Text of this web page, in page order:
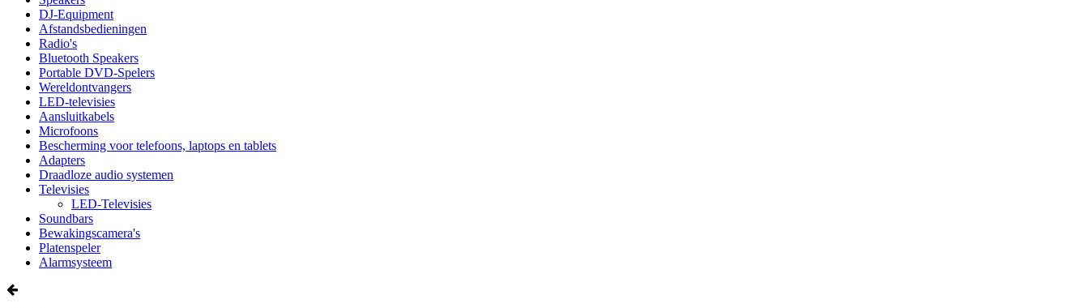
DJ-Equipment
Afstandsbedieningen
Radio's
Bluetooth Speakers
Portable DVD-Spelers
Wereldontvangers
LED-televisies
Aansluitkabels
Microfoons
Bescherming voor telefoons, laptops en tablets
Adapters
Draadloze audio systemen
Televisies
LED-Televisies
Soundbars
Bewakingscamera's
Platenspeler
Alarmsysteem